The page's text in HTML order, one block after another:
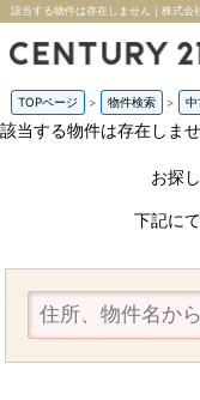
該当する物件は存在しません｜株式会
TOPページ > 物件検索 > 中
該当する物件は存在しま
お探
下記に